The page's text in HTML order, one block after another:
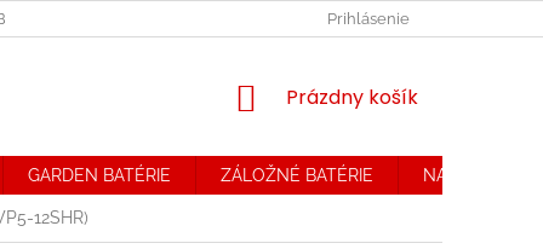
PODMIENKY. REKLAMAČNÝ PORIADOKPrihlásenie
NÁKUPNÝ
Prázdny košík
GARDEN BATÉRIE ZÁLOŽNÉ BATÉRIE NABÍJAČKY
12SHR)